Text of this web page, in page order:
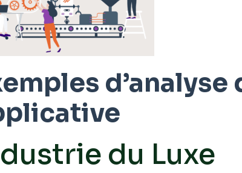
du Luxe